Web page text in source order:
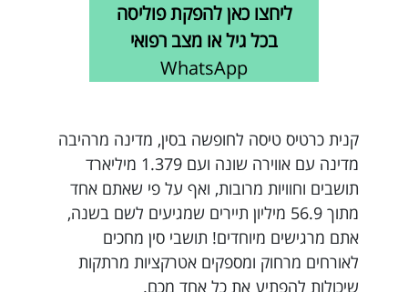
ליחצו כאן להפקת פוליסה
בכל גיל או מצב רפואי
WhatsApp
קנית כרטיס טיסה לחופשה בסין, מדינה מרהיבה
מדינה עם אווירה שונה ועם 1.379 מיליארד
תושבים וחוויות מרובות, ואף על פי שאתם אחד
מתוך 56.9 מיליון תיירים שמגיעים לשם בשנה,
אתם מרגישים מיוחדים! תושבי סין מחכים
לאורחים מרחוק ומספקים אטרקציות מרתקות
שיכולות להפתיע את כל אחד מכם.